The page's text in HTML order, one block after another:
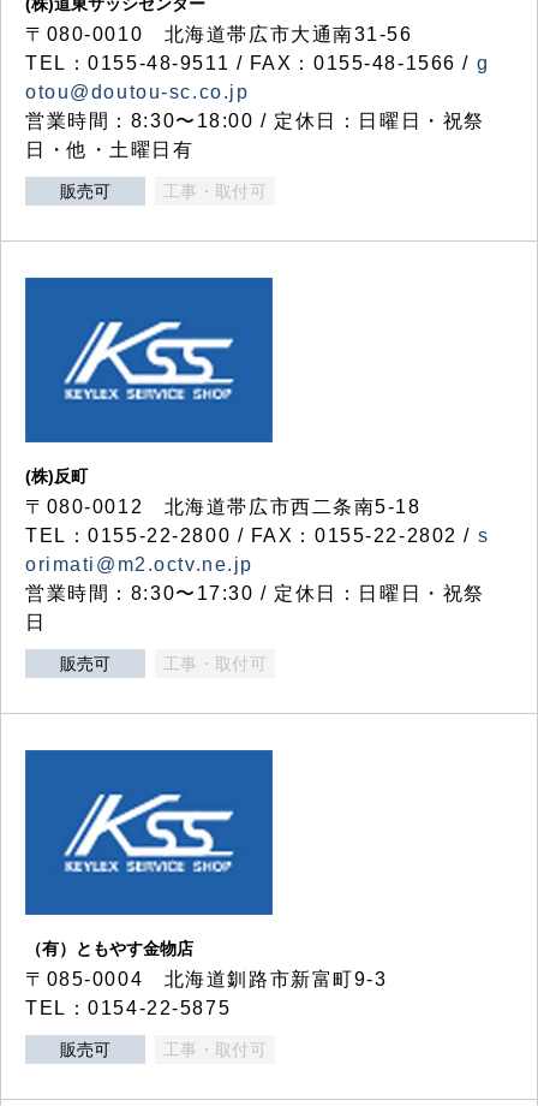
〒080-0010 北海道帯広市大通南31-56
TEL：0155-48-9511 / FAX：0155-48-1566 / g
otou@doutou-sc.co.jp
営業時間：8:30〜18:00 / 定休日：日曜日・祝祭
日・他・土曜日有
販売可 工事・取付可
(株)反町
〒080-0012 北海道帯広市西二条南5-18
TEL：0155-22-2800 / FAX：0155-22-2802 / s
orimati@m2.octv.ne.jp
営業時間：8:30〜17:30 / 定休日：日曜日・祝祭
日
販売可 工事・取付可
（有）ともやす金物店
〒085-0004 北海道釧路市新富町9-3
TEL：0154-22-5875
販売可 工事・取付可